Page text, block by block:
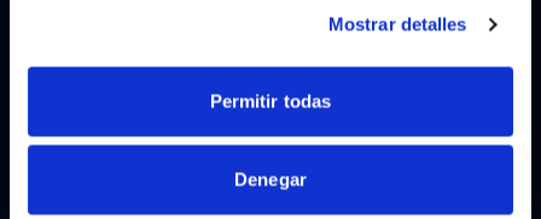
Mostrar detalles
Permitir todas
Denegar
HOW CAN WE HELP?
NO, STAY ON THIS SITE